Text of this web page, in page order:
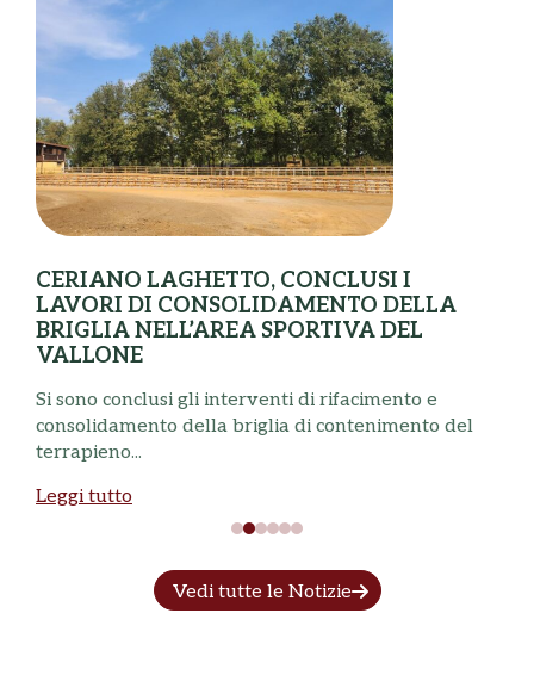
CERIANO LAGHETTO, CONCLUSI I
LAVORI DI CONSOLIDAMENTO DELLA
BRIGLIA NELL’AREA SPORTIVA DEL
VALLONE
Si sono conclusi gli interventi di rifacimento e
consolidamento della briglia di contenimento del
terrapieno...
Leggi tutto
Vedi tutte le Notizie